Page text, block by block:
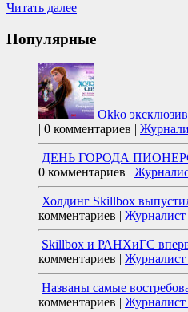
Читать далее
Популярные
Okko
0 комментариев
ДЕНЬ ГОРОДА
0 комментариев
Холдинг Skillbox
комментариев
Журналист
Skillbox и РАНХиГС
комментариев
Журналист
Названы самые
комментариев
Журналист